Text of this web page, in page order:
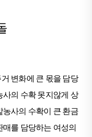
변화에 큰 몫을 담당
사의 수확 못지않게 상
농사의 수확이 큰 환금
를 담당하는 여성의